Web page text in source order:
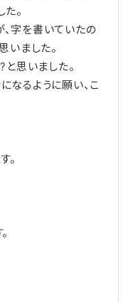
。
字を書いていたの
いました。
思いました。
なるように願い、こ
。